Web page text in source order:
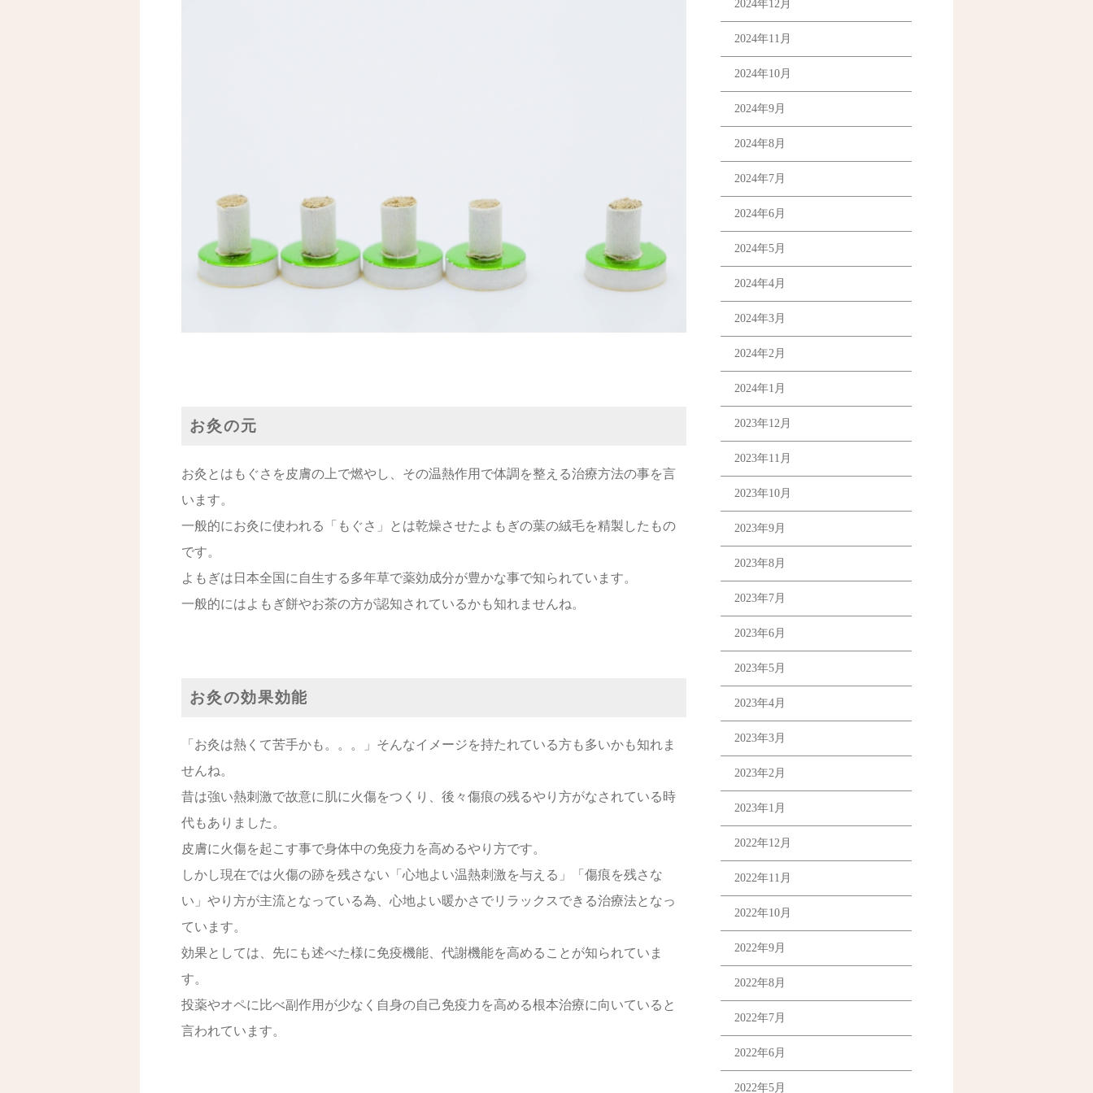
お灸の元
お灸とはもぐさを皮膚の上で燃やし、その温熱作用で体調を整える治療方法の事を言
います。
一般的にお灸に使われる「もぐさ」とは乾燥させたよもぎの葉の絨毛を精製したもの
です。
よもぎは日本全国に自生する多年草で薬効成分が豊かな事で知られています。
一般的にはよもぎ餅やお茶の方が認知されているかも知れませんね。
お灸の効果効能
「お灸は熱くて苦手かも。。。」そんなイメージを持たれている方も多いかも知れま
せんね。
昔は強い熱刺激で故意に肌に火傷をつくり、後々傷痕の残るやり方がなされている時
代もありました。
皮膚に火傷を起こす事で身体中の免疫力を高めるやり方です。
しかし現在では火傷の跡を残さない「心地よい温熱刺激を与える」「傷痕を残さな
い」やり方が主流となっている為、心地よい暖かさでリラックスできる治療法となっ
ています。
効果としては、先にも述べた様に免疫機能、代謝機能を高めることが知られていま
す。
投薬やオペに比べ副作用が少なく自身の自己免疫力を高める根本治療に向いていると
言われています。
2024年12月
2024年11月
2024年10月
2024年9月
2024年8月
2024年7月
2024年6月
2024年5月
2024年4月
2024年3月
2024年2月
2024年1月
2023年12月
2023年11月
2023年10月
2023年9月
2023年8月
2023年7月
2023年6月
2023年5月
2023年4月
2023年3月
2023年2月
2023年1月
2022年12月
2022年11月
2022年10月
2022年9月
2022年8月
2022年7月
2022年6月
2022年5月